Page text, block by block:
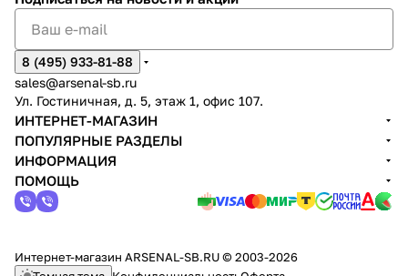
8 (495) 933-81-88
sales@arsenal-sb.ru
Ул. Гостиничная, д. 5, этаж 1, офис 107.
ИНТЕРНЕТ-МАГАЗИН
ПОПУЛЯРНЫЕ РАЗДЕЛЫ
ИНФОРМАЦИЯ
ПОМОЩЬ
Интернет-магазин ARSENAL-SB.RU © 2003-2026